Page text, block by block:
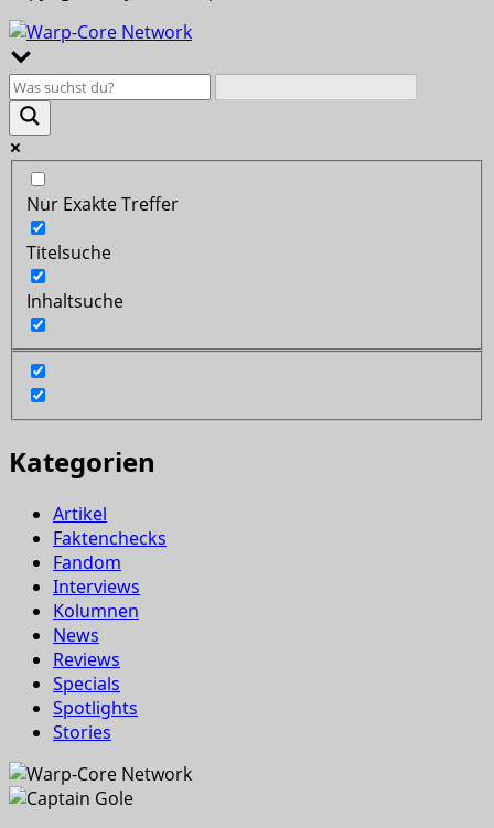
Nur Exakte Treffer
Titelsuche
Inhaltsuche
Kategorien
Artikel
Faktenchecks
Fandom
Interviews
Kolumnen
News
Reviews
Specials
Spotlights
Stories